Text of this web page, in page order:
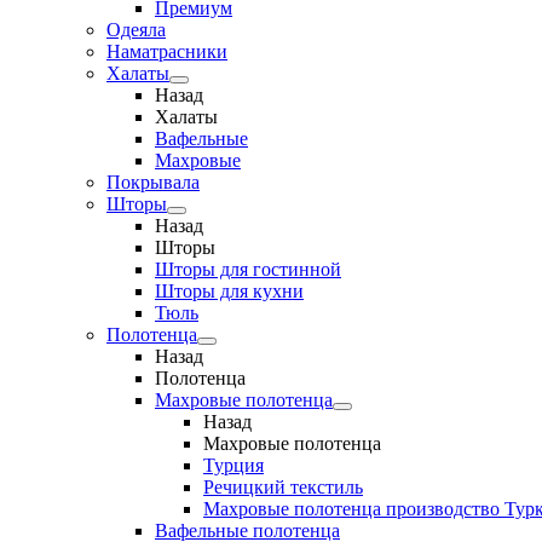
Премиум
Одеяла
Наматрасники
Халаты
Назад
Халаты
Вафельные
Махровые
Покрывала
Шторы
Назад
Шторы
Шторы для гостинной
Шторы для кухни
Тюль
Полотенца
Назад
Полотенца
Махровые полотенца
Назад
Махровые полотенца
Турция
Речицкий текстиль
Махровые полотенца производство
Вафельные полотенца